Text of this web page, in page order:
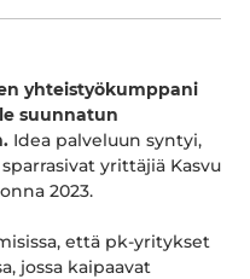
yhteistyökumppani
suunnatun
Idea palveluun syntyi,
yrittäjiä Kasvu
2023.
että pk-yritykset
jossa kaipaavat